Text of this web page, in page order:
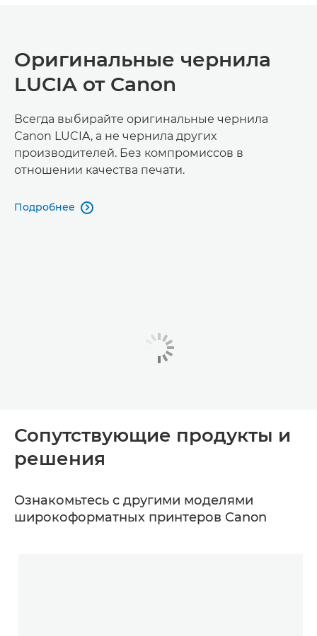
Оригинальные чернила
LUCIA от Canon
Всегда выбирайте оригинальные чернила
Canon LUCIA, а не чернила других
производителей. Без компромиссов в
отношении качества печати.
Подробнее 
Сопутствующие продукты и
решения
Ознакомьтесь с другими моделями
широкоформатных принтеров Canon